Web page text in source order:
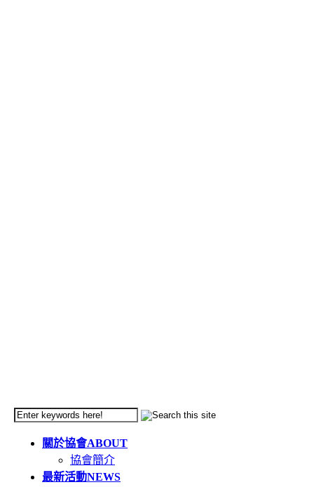
關於協會ABOUT
協會簡介
最新活動NEWS